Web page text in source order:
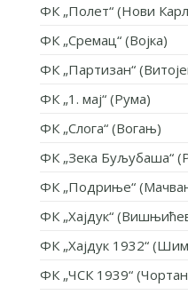
ФК „Полет“ (Нови
ФК „Сремац“ (Војка)
ФК „Партизан“
ФК „1. мај“ (Рума)
ФК „Слога“ (Вогањ)
ФК „Зека Буљубаша“
ФК „Подриње“
ФК „Хајдук“
ФК „Хајдук 1932“
ФК „ЧСК 1939“